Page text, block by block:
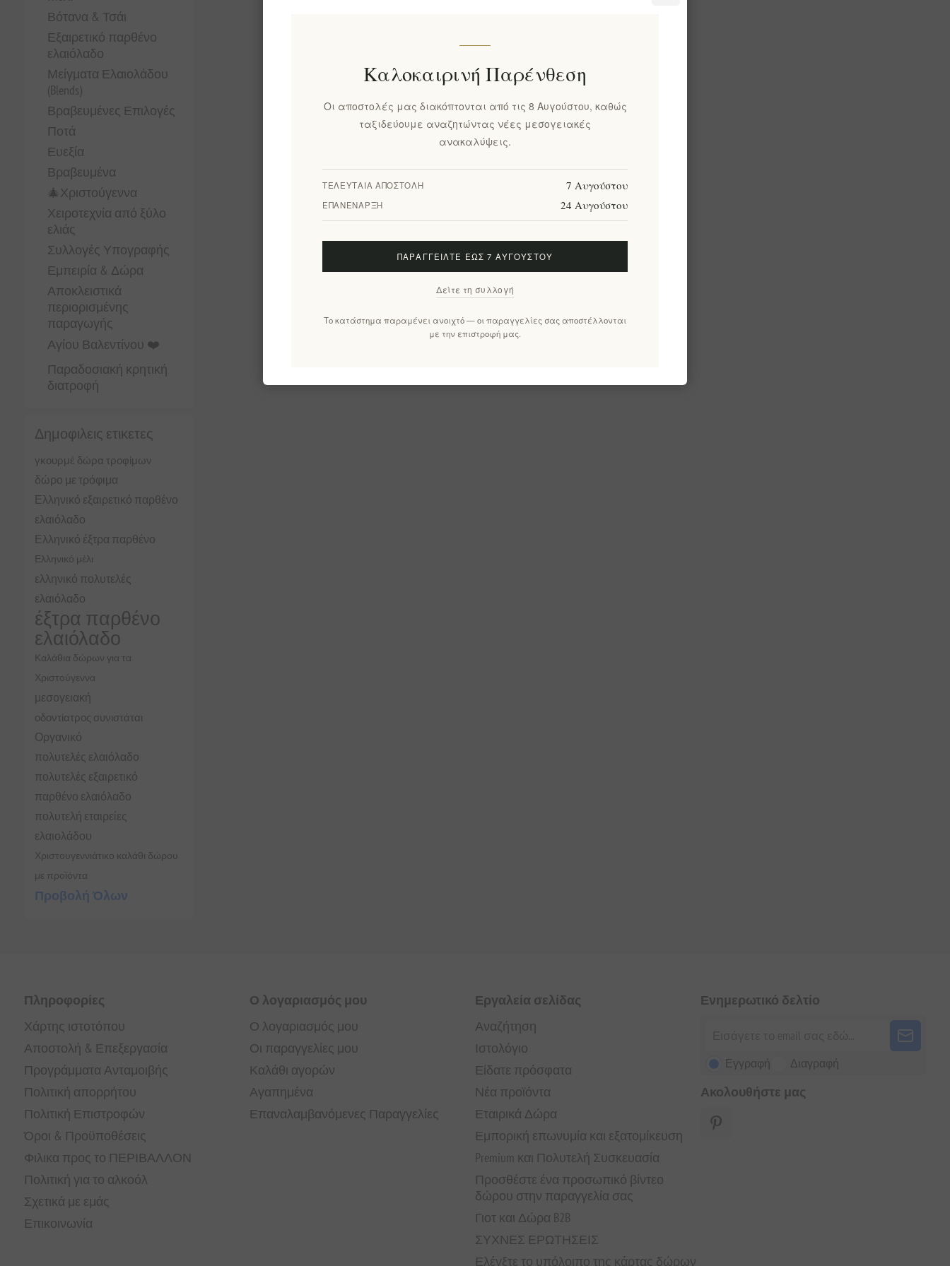
Βότανα & Τσάι
Εξαιρετικό παρθένο
ελαιόλαδο
Μείγματα Ελαιολάδου
(Blends)
Βραβευμένες Επιλογές
Ποτά
Ευεξία
Βραβευμένα
🎄Χριστούγεννα
Χειροτεχνία από ξύλο
ελιάς
Συλλογές Υπογραφής
Εμπειρία & Δώρα
Αποκλειστικά
περιορισμένης
παραγωγής
Αγίου Βαλεντίνου ❤️
Παραδοσιακή κρητική
διατροφή
Δημοφιλεις ετικετες
γκουρμέ δώρα τροφίμων
δώρο με τρόφιμα
Ελληνικό εξαιρετικό παρθένο
ελαιόλαδο
Ελληνικό έξτρα παρθένο
Ελληνικό μέλι
ελληνικό πολυτελές
ελαιόλαδο
έξτρα παρθένο
ελαιόλαδο
Καλάθια δώρων για τα
Χριστούγεννα
μεσογειακή
οδοντίατρος συνιστάται
Οργανικό
πολυτελές ελαιόλαδο
πολυτελές εξαιρετικό
παρθένο ελαιόλαδο
πολυτελή εταιρείες
ελαιολάδου
Χριστουγεννιάτικο καλάθι δώρου
με προϊόντα
Προβολή Όλων
Πληροφορίες
Χάρτης ιστοτόπου
Αποστολή & Επεξεργασία
Προγράμματα Ανταμοιβής
Πολιτική απορρήτου
Πολιτική Επιστροφών
Όροι & Προϋποθέσεις
Φιλικα προς το ΠΕΡΙΒΑΛΛΟΝ
Πολιτική για το αλκοόλ
Σχετικά με εμάς
Επικοινωνία
Ο λογαριασμός μου
Ο λογαριασμός μου
Οι παραγγελίες μου
Καλάθι αγορών
Αγαπημένα
Επαναλαμβανόμενες Παραγγελίες
Εργαλεία σελίδας
Αναζήτηση
Ιστολόγιο
Είδατε πρόσφατα
Νέα προϊόντα
Εταιρικά Δώρα
Εμπορική επωνυμία και εξατομίκευση
Premium και Πολυτελή Συσκευασία
Προσθέστε ένα προσωπικό βίντεο
δώρου στην παραγγελία σας
Γιοτ και Δώρα B2B
ΣΥΧΝΕΣ ΕΡΩΤΗΣΕΙΣ
Ελέγξτε το υπόλοιπο της κάρτας δώρων
Ενημερωτικό δελτίο
Εγγραφή Διαγραφή
Ακολουθήστε μας
Καλοκαιρινή Παρένθεση
Οι αποστολές μας διακόπτονται από τις 8 Αυγούστου, καθώς
ταξιδεύουμε αναζητώντας νέες μεσογειακές
ανακαλύψεις.
ΤΕΛΕΥΤΑΊΑ ΑΠΟΣΤΟΛΉ 7 Αυγούστου
ΕΠΑΝΈΝΑΡΞΗ 24 Αυγούστου
ΠΑΡΑΓΓΕΊΛΤΕ ΈΩΣ 7 ΑΥΓΟΎΣΤΟΥ
Δείτε τη συλλογή
Το κατάστημα παραμένει ανοιχτό — οι παραγγελίες σας αποστέλλονται
με την επιστροφή μας.